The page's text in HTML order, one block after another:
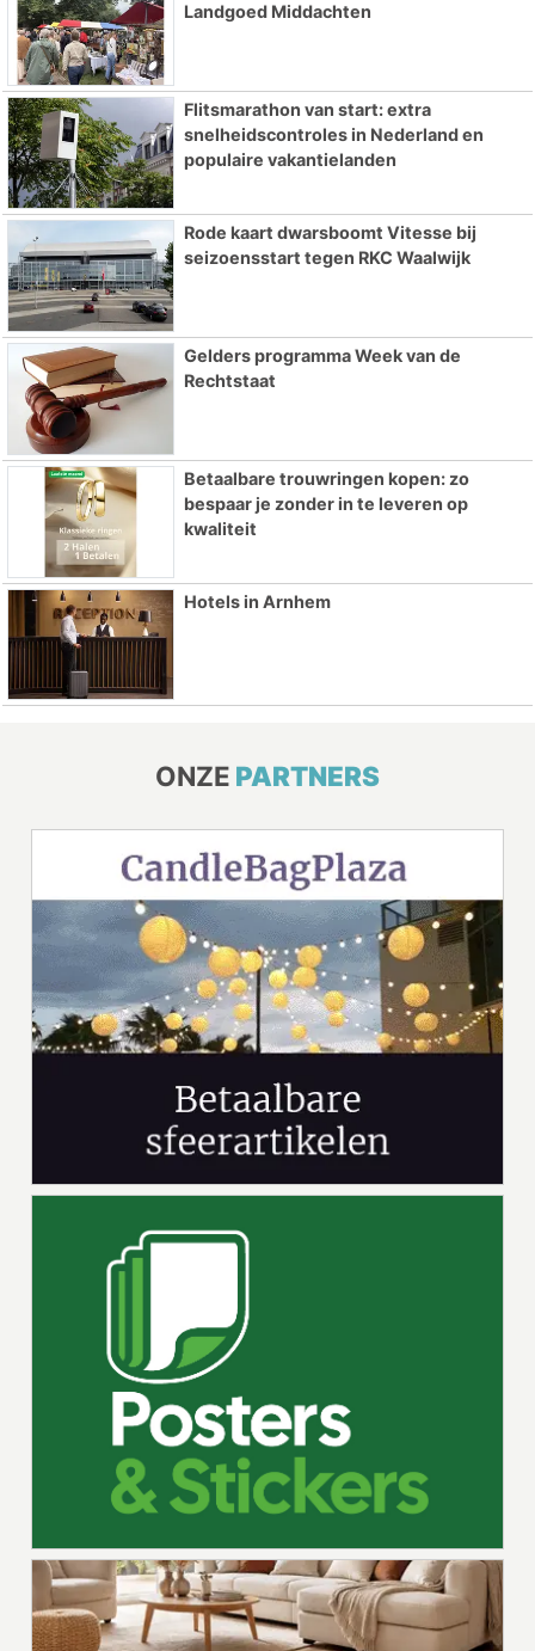
Landgoed Middachten
Flitsmarathon van start: extra
snelheidscontroles in Nederland en
populaire vakantielanden
Rode kaart dwarsboomt Vitesse bij
seizoensstart tegen RKC Waalwijk
Gelders programma Week van de
Rechtstaat
Betaalbare trouwringen kopen: zo
bespaar je zonder in te leveren op
kwaliteit
Hotels in Arnhem
ONZE PARTNERS